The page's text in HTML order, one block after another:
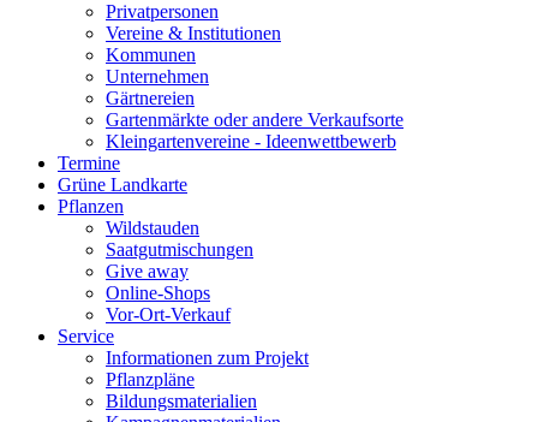
Privatpersonen
Vereine & Institutionen
Kommunen
Unternehmen
Gärtnereien
Gartenmärkte oder andere Verkaufsorte
Kleingartenvereine - Ideenwettbewerb
Termine
Grüne Landkarte
Pflanzen
Wildstauden
Saatgutmischungen
Give away
Online-Shops
Vor-Ort-Verkauf
Service
Informationen zum Projekt
Pflanzpläne
Bildungsmaterialien